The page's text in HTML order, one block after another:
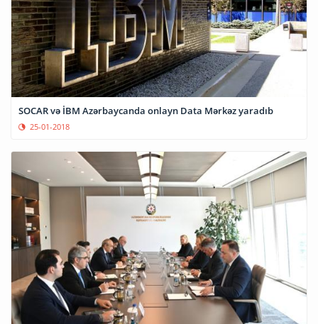
SOCAR və İBM Azərbaycanda onlayn Data Mərkəz yaradıb
25-01-2018